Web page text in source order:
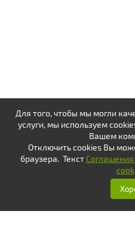
Для того, чтобы мы могли
услуги, мы используем
Вашем
Отключить cookies Вы
браузера. Текст